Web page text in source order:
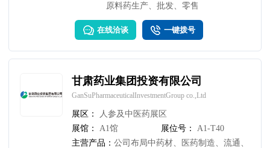
原料药生产、批发、零售
在线洽谈 一键拨号
甘肃药业集团投资有限公司
GanSuPharmaceuticalInvestmentGroup co.,Ltd
展区：
人参及中医药展区
展馆：
A1馆 展位号：
A1-T40
主营产品：公司布局中药材、医药制造、流通、